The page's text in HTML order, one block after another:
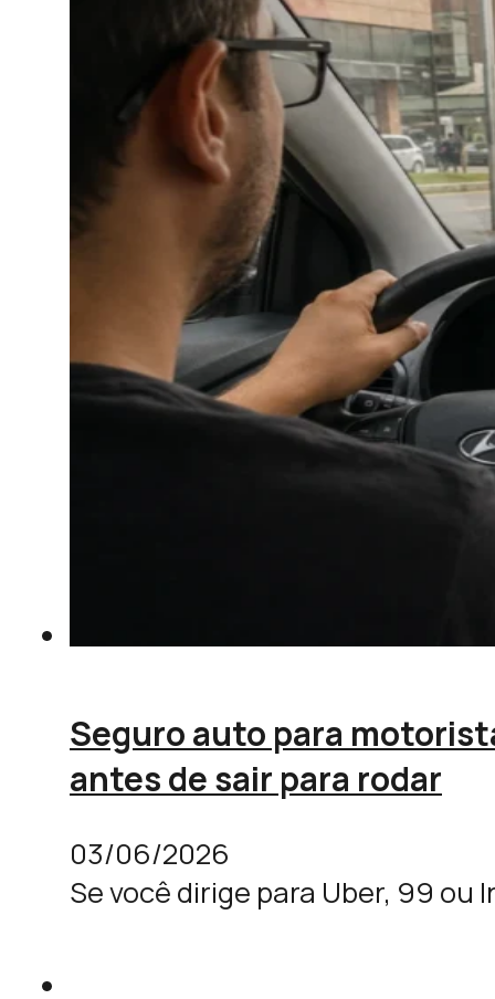
Seguro auto para
antes de sair para rodar
03/06/2026
Se você dirige para Uber, 99